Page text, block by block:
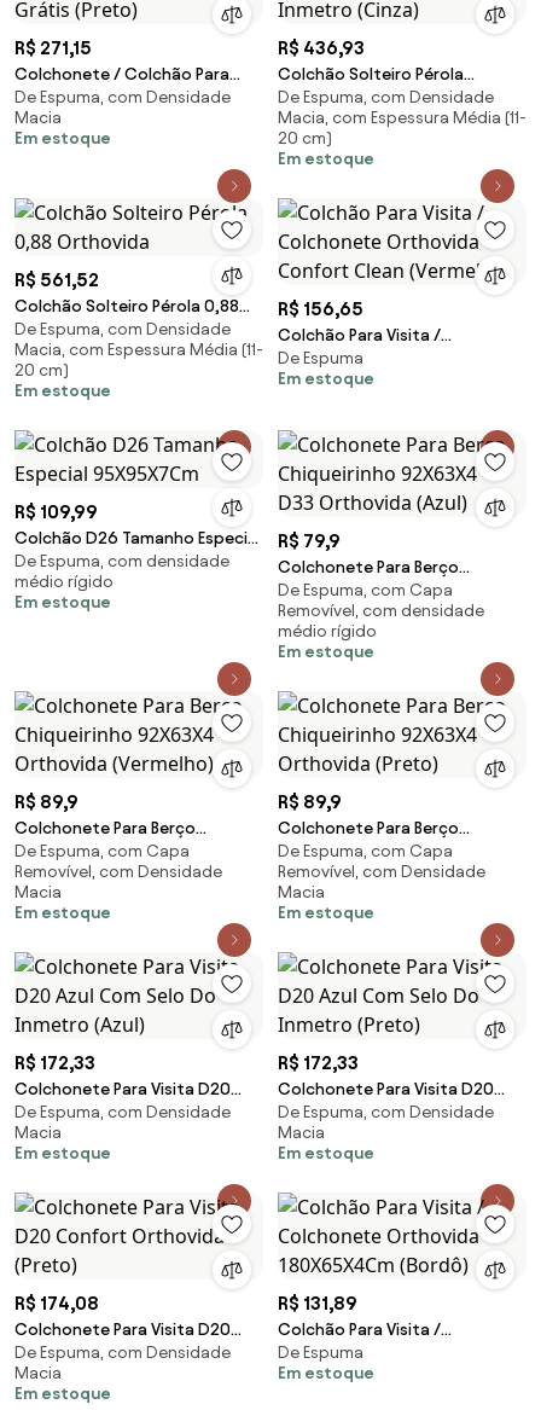
R$ 271,15
Colchonete / Colchão Para
Visita D20 - Frete Grátis (Preto)
De Espuma, com Densidade
Macia
Em estoque
R$ 436,93
Colchão Solteiro Pérola
Orthovida Com Selo Inmetro
(Cinza)
De Espuma, com Densidade
Macia, com Espessura Média (11-
20 cm)
Em estoque
R$ 561,52
Colchão Solteiro Pérola 0,88
Orthovida
De Espuma, com Densidade
Macia, com Espessura Média (11-
20 cm)
Em estoque
R$ 156,65
Colchão Para Visita /
Colchonete Orthovida
Confort Clean (Vermelho)
De Espuma
Em estoque
R$ 109,99
Colchão D26 Tamanho Especial
95X95X7Cm
De Espuma, com densidade
médio rígido
Em estoque
R$ 79,9
Colchonete Para Berço
Chiqueirinho 92X63X4 - D33
Orthovida (Azul)
De Espuma, com Capa
Removível, com densidade
médio rígido
Em estoque
R$ 89,9
Colchonete Para Berço
Chiqueirinho 92X63X4 -
Orthovida (Vermelho)
De Espuma, com Capa
Removível, com Densidade
Macia
Em estoque
R$ 89,9
Colchonete Para Berço
Chiqueirinho 92X63X4 -
Orthovida (Preto)
De Espuma, com Capa
Removível, com Densidade
Macia
Em estoque
R$ 172,33
Colchonete Para Visita D20
Azul Com Selo Do Inmetro
(Azul)
De Espuma, com Densidade
Macia
Em estoque
R$ 172,33
Colchonete Para Visita D20
Azul Com Selo Do Inmetro
(Preto)
De Espuma, com Densidade
Macia
Em estoque
R$ 174,08
Colchonete Para Visita D20
Confort Orthovida (Preto)
De Espuma, com Densidade
Macia
Em estoque
R$ 131,89
Colchão Para Visita /
Colchonete Orthovida
180X65X4Cm (Bordô)
De Espuma
Em estoque